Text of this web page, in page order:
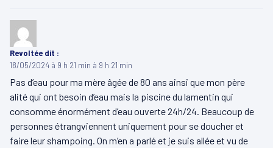
Revoltée dit :
18/05/2024 à 9 h 21 min à 9 h 21 min
Pas d’eau pour ma mère âgée de 80 ans ainsi que mon père
alité qui ont besoin d’eau mais la piscine du lamentin qui
consomme énormément d’eau ouverte 24h/24. Beaucoup de
personnes étrangviennent uniquement pour se doucher et
faire leur shampoing. On m’en a parlé et je suis allée et vu de